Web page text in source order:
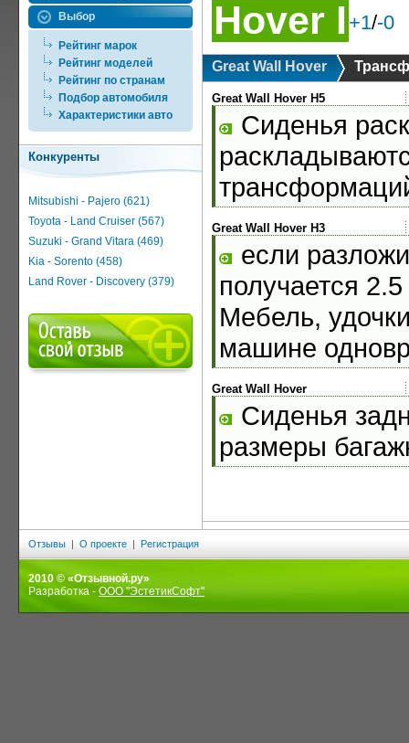
Выбор
Рейтинг марок
Рейтинг моделей
Рейтинг по странам
Подбор автомобиля
Характеристики авто
Конкуренты
Mitsubishi - Pajero (621)
Toyota - Land Cruiser (567)
Suzuki - Grand Vitara (469)
Kia - Sorento (458)
Land Rover - Discovery (379)
Hover I +1/-0
Great Wall Hover
Great Wall Hover H5
Сиденья
Great Wall Hover H3
если
получается
Мебель,
машине
Great Wall Hover
Сиденья
размеры
Отзывы | О проекте | Регистрация
2010 © «Отзывной.ру»
Разработка - ООО "ЭстетикСофт"